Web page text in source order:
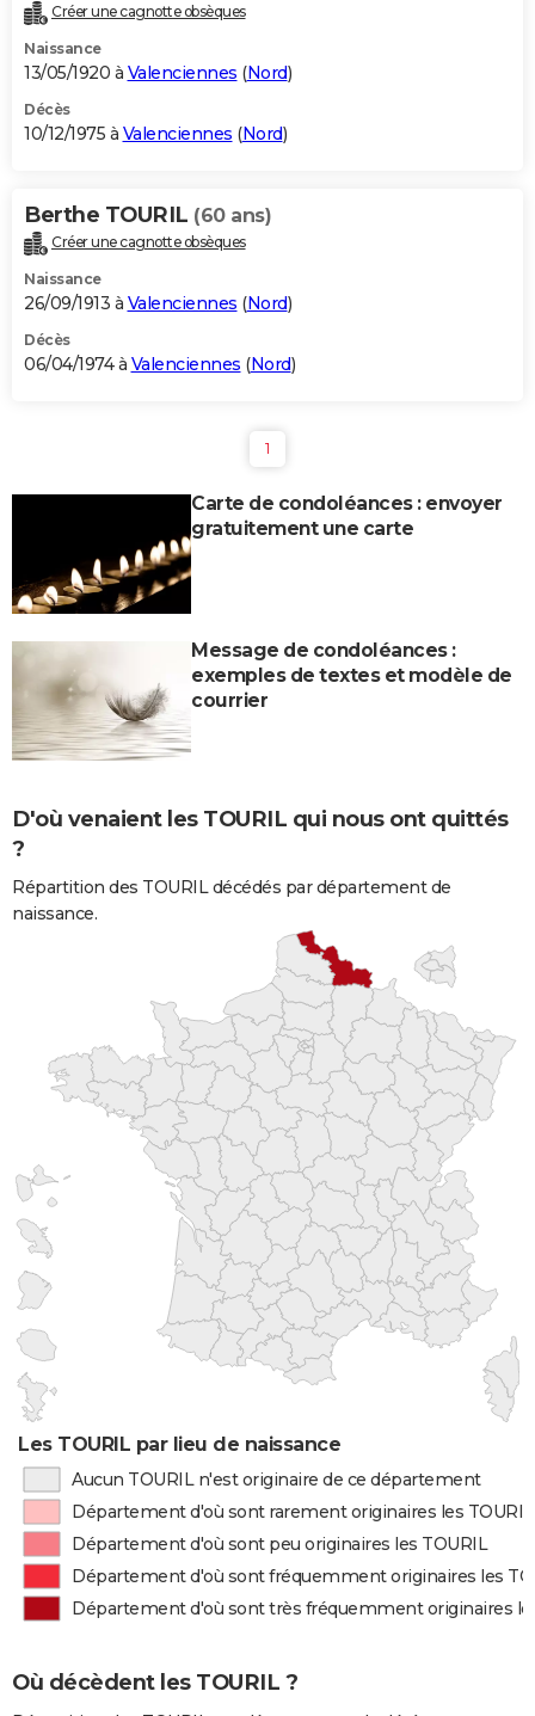
Créer une cagnotte obsèques
Naissance
13/05/1920 à Valenciennes (Nord)
Décès
10/12/1975 à Valenciennes (Nord)
Berthe TOURIL (60 ans)
Créer une cagnotte obsèques
Naissance
26/09/1913 à Valenciennes (Nord)
Décès
06/04/1974 à Valenciennes (Nord)
1
Carte de condoléances : envoyer
gratuitement une carte
Message de condoléances :
exemples de textes et modèle de
courrier
D'où venaient les TOURIL qui nous ont quittés
?
Répartition des TOURIL décédés par département de
naissance.
Les TOURIL par lieu de naissance
Aucun TOURIL n'est originaire de ce département
Département d'où sont rarement originaires les TOURIL
Département d'où sont peu originaires les TOURIL
Département d'où sont fréquemment originaires les
Département d'où sont très fréquemment originaires
Où décèdent les TOURIL ?